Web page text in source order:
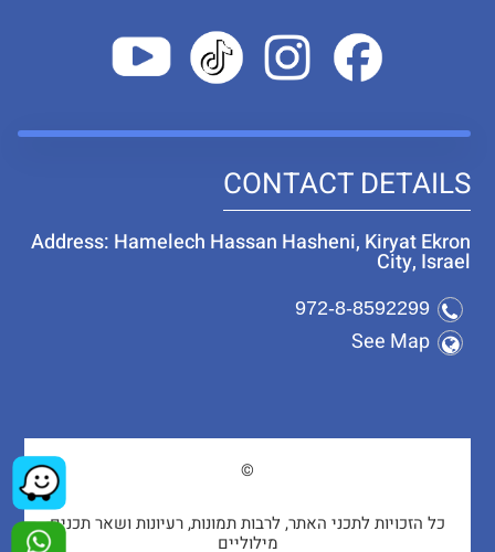
CONTACT DETAILS
Address: Hamelech Hassan Hasheni, Kiryat Ekron
City, Israel
972-8-8592299
See Map
©
כל הזכויות לתכני האתר, לרבות תמונות, רעיונות ושאר תכנים
מילוליים